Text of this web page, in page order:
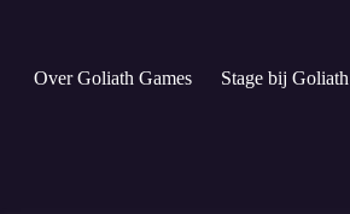
Over Goliath Games Stage bij Goliath